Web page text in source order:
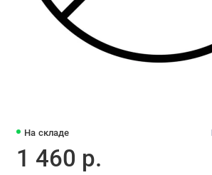
На складе
1 460 р.